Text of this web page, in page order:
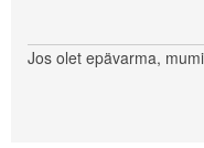
Jos olet epävarma,